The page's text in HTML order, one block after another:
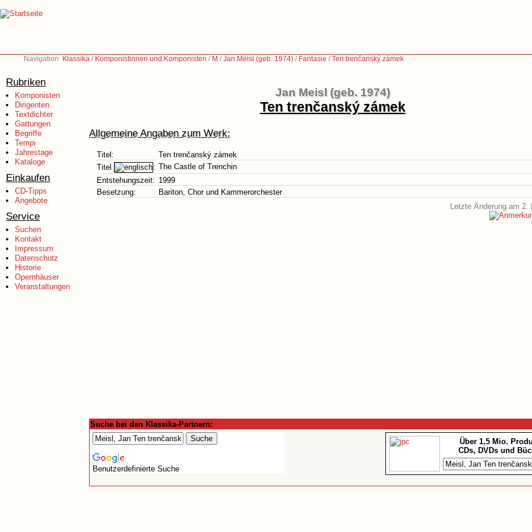
Navigation: Klassika / Komponistinnen und Komponisten / M /Jan Meisl (geb. 1974) / Fantasie /Ten trenčanský zámek
Rubriken
Komponisten
Dirigenten
Textdichter
Gattungen
Begriffe
Tempi
Jahrestage
Kataloge
Einkaufen
CD-Tipps
Angebote
Service
Suchen
Kontakt
Impressum
Datenschutz
Historie
Opernhäuser
Veranstaltungen
Jan Meisl (geb. 1974)
Ten trenčanský zámek
Allgemeine Angaben zum Werk:
Titel:
Ten trenčanský zámek
Titel
: The Castle of Trenchin
Entstehungszeit: 1999
Besetzung:
Bariton, Chor und Kammerorchester
Letzte Änderung am 2.
Suche bei den Klassika-Partnern:
Benutzerdefinierte Suche
Über 1,5 Mio.
CDs, DVDs und